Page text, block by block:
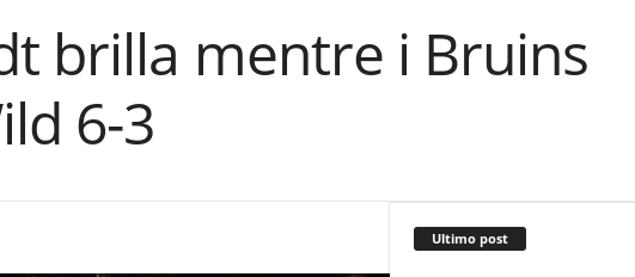
brilla mentre i Bruins
6-3
Ultimo post